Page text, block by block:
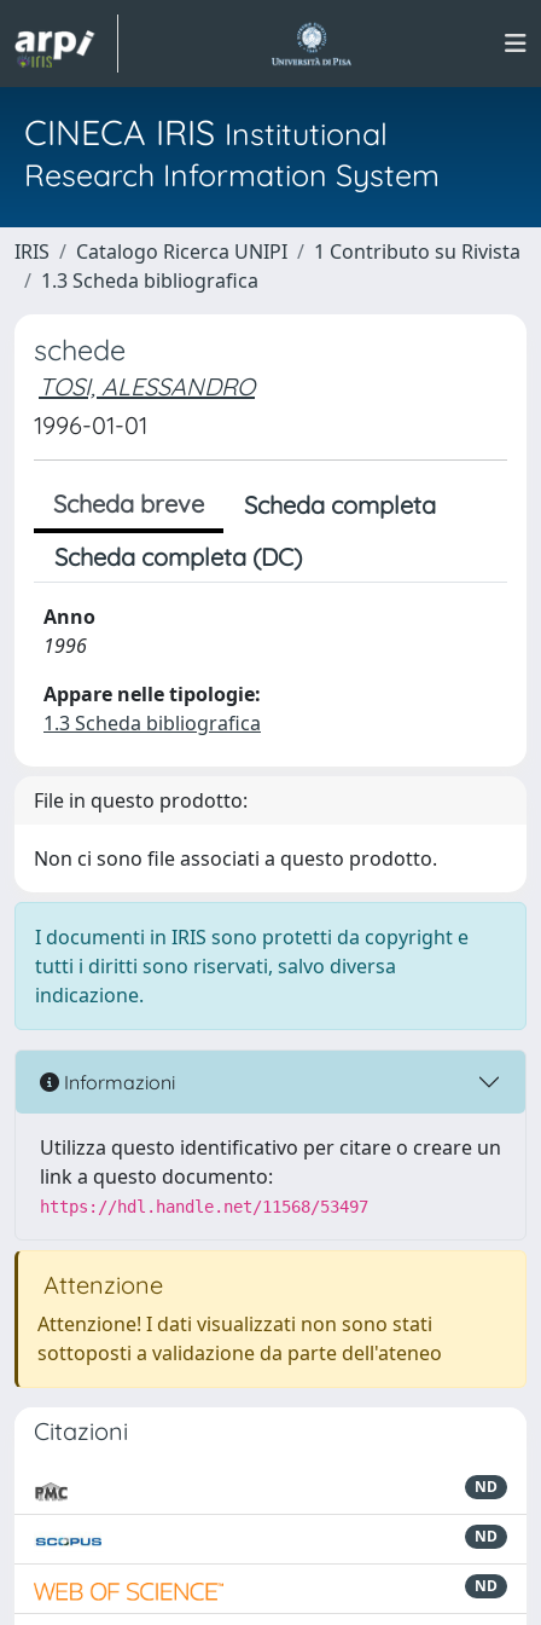
CINECA IRIS Institutional
Research Information System
IRIS Catalogo Ricerca UNIPI
1 Contributo su Rivista
1.3 Scheda bibliografica
schede
TOSI, ALESSANDRO
1996-01-01
Scheda breve
Scheda completa
Scheda completa (DC)
Anno
1996
Appare nelle tipologie:
1.3 Scheda bibliografica
File in questo prodotto:
Non ci sono file associati a questo prodotto.
I documenti in IRIS sono protetti da copyright e
tutti i diritti sono riservati, salvo diversa
indicazione.
Informazioni
Utilizza questo identificativo per citare o creare un
link a questo documento:
https://hdl.handle.net/11568/53497
Attenzione
Attenzione! I dati visualizzati non sono stati
sottoposti a validazione da parte dell'ateneo
Citazioni
ND
ND
ND